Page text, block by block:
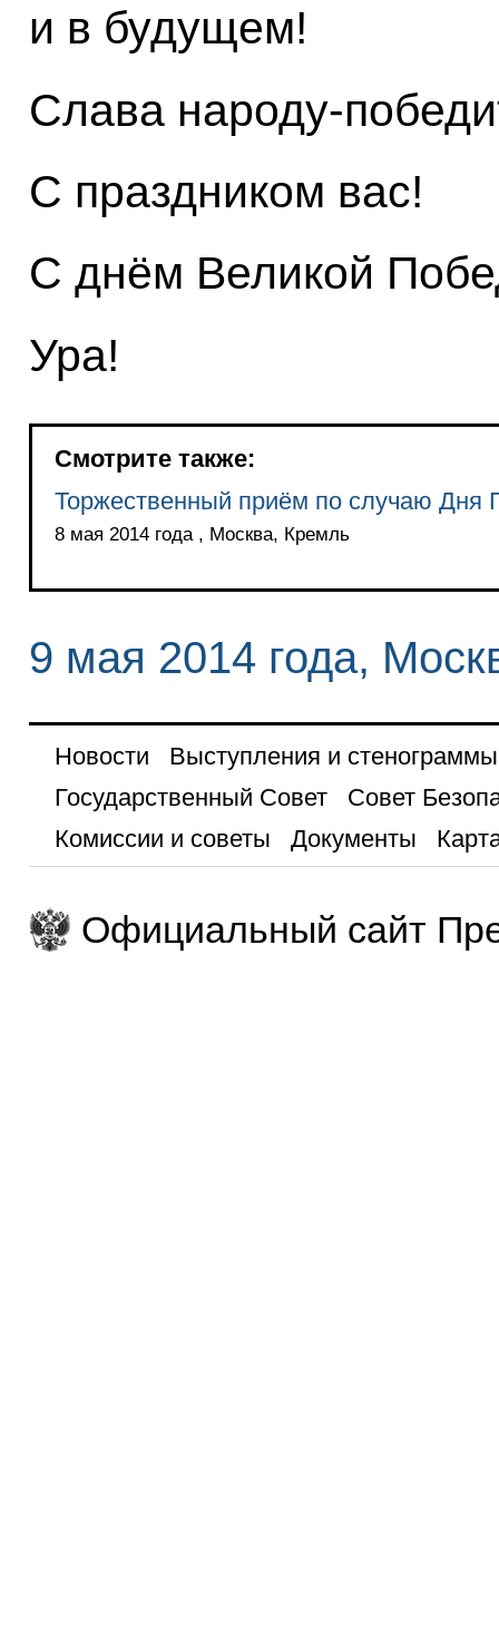
и в будущем!
Слава народу-
С праздником вас!
С днём Великой
Ура!
Смотрите также:
Торжественный приём по случаю Дня
8 мая 2014 года , Москва, Кремль
9 мая 2014 года,
Новости
Выступления и стенограммы
Государственный Совет
Совет
Комиссии и советы
Документы
Официальный сайт